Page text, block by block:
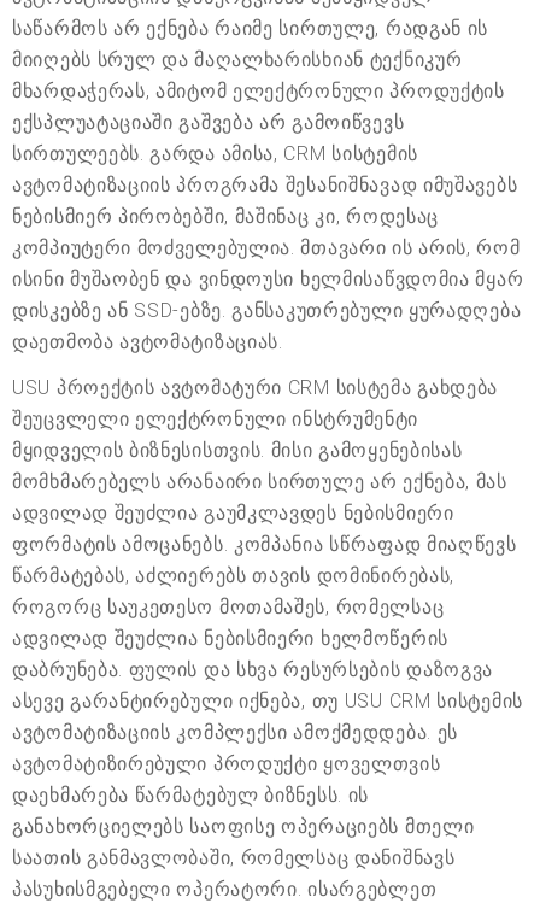
საწარმოს არ ექნება რაიმე სირთულე, რადგან ის
მიიღებს სრულ და მაღალხარისხიან ტექნიკურ
მხარდაჭერას, ამიტომ ელექტრონული პროდუქტის
ექსპლუატაციაში გაშვება არ გამოიწვევს
სირთულეებს. გარდა ამისა, CRM სისტემის
ავტომატიზაციის პროგრამა შესანიშნავად იმუშავებს
ნებისმიერ პირობებში, მაშინაც კი, როდესაც
კომპიუტერი მოძველებულია. მთავარი ის არის, რომ
ისინი მუშაობენ და ვინდოუსი ხელმისაწვდომია მყარ
დისკებზე ან SSD-ებზე. განსაკუთრებული ყურადღება
დაეთმობა ავტომატიზაციას.
USU პროექტის ავტომატური CRM სისტემა გახდება
შეუცვლელი ელექტრონული ინსტრუმენტი
მყიდველის ბიზნესისთვის. მისი გამოყენებისას
მომხმარებელს არანაირი სირთულე არ ექნება, მას
ადვილად შეუძლია გაუმკლავდეს ნებისმიერი
ფორმატის ამოცანებს. კომპანია სწრაფად მიაღწევს
წარმატებას, აძლიერებს თავის დომინირებას,
როგორც საუკეთესო მოთამაშეს, რომელსაც
ადვილად შეუძლია ნებისმიერი ხელმოწერის
დაბრუნება. ფულის და სხვა რესურსების დაზოგვა
ასევე გარანტირებული იქნება, თუ USU CRM სისტემის
ავტომატიზაციის კომპლექსი ამოქმედდება. ეს
ავტომატიზირებული პროდუქტი ყოველთვის
დაეხმარება წარმატებულ ბიზნესს. ის
განახორციელებს საოფისე ოპერაციებს მთელი
საათის განმავლობაში, რომელსაც დანიშნავს
პასუხისმგებელი ოპერატორი. ისარგებლეთ